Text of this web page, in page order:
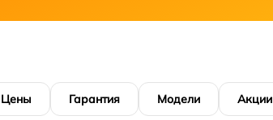
Цены Гарантия Модели Акции